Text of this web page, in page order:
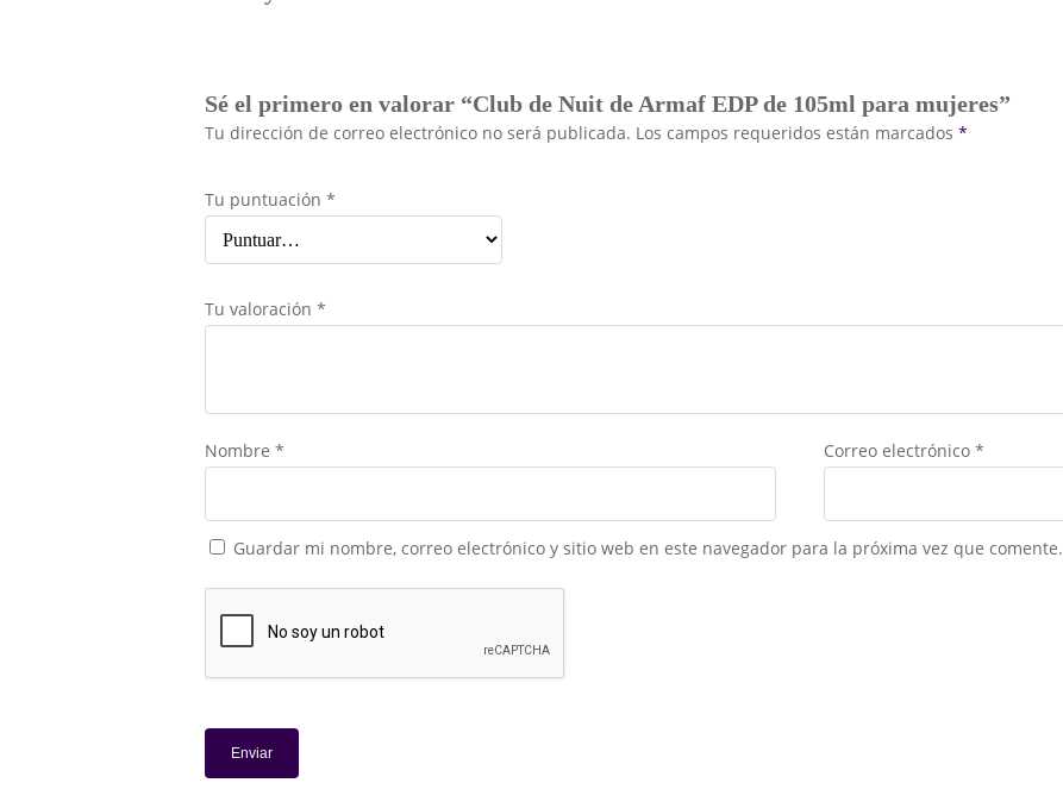
Sé el primero en valorar “Club de Nuit de Armaf EDP de 105ml para mujeres”
Tu dirección de correo electrónico no será publicada. Los campos requeridos están marcados *
Tu puntuación *
Tu valoración *
Nombre * Correo electrónico *
Guardar mi nombre, correo electrónico y sitio web en este navegador para la próxima vez que comente.